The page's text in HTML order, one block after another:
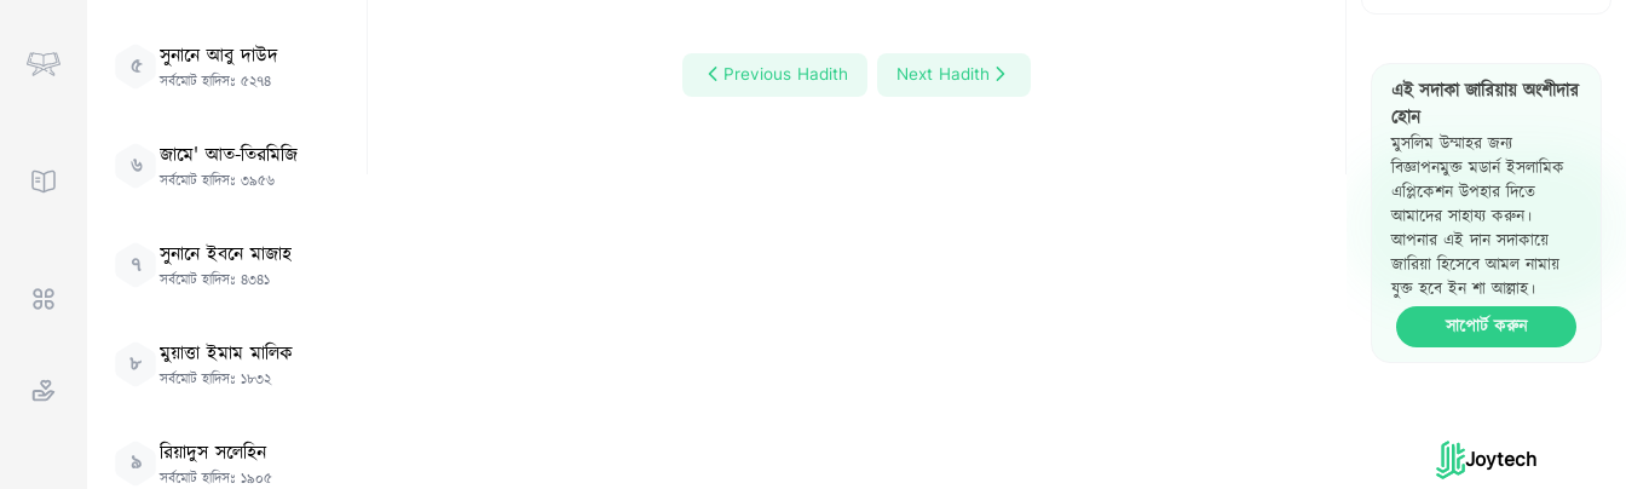
৫ সুনানে আবু দাউদ
সর্বমোট হাদিসঃ ৫২৭৪
৬ জামে' আত-তিরমিজি
সর্বমোট হাদিসঃ ৩৯৫৬
৭ সুনানে ইবনে মাজাহ
সর্বমোট হাদিসঃ ৪৩৪১
৮ মুয়াত্তা ইমাম মালিক
সর্বমোট হাদিসঃ ১৮৩২
৯ রিয়াদুস সলেহিন
সর্বমোট হাদিসঃ ১৯০৫
Previous Hadith Next Hadith
অনুবাদ দেখান
রেফারেন্স দেখান
হাদিস পাশাপাশি
দেখান
এই সদাকা জারিয়ায় অংশীদার
হোন
মুসলিম উম্মাহর জন্য
বিজ্ঞাপনমুক্ত মডার্ন ইসলামিক
এপ্লিকেশন উপহার দিতে
আমাদের সাহায্য করুন।
আপনার এই দান সদাকায়ে
জারিয়া হিসেবে আমল নামায়
যুক্ত হবে ইন শা আল্লাহ।
সাপোর্ট করুন
Joytech